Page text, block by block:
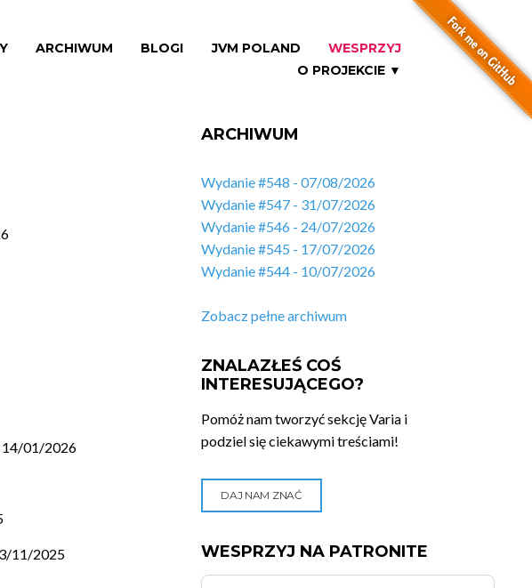
ARCHIWUM BLOGI JVM POLAND
WESPRZYJ
O PROJEKCIE ▼
14/01/2026
11/2025
ARCHIWUM
Wydanie #548 - 07/08/2026
Wydanie #547 - 31/07/2026
Wydanie #546 - 24/07/2026
Wydanie #545 - 17/07/2026
Wydanie #544 - 10/07/2026
Zobacz pełne archiwum
ZNALAZŁEŚ COŚ
INTERESUJĄCEGO?
Pomóż nam tworzyć sekcję Varia i
podziel się ciekawymi treściami!
DAJ NAM ZNAĆ
WESPRZYJ NA PATRONITE